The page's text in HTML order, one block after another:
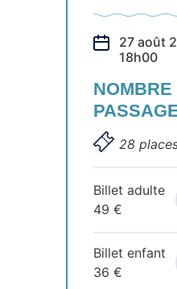
27 août
18h00
NOMBRE
28
Billet adulte
49€
Billet enfant
36€